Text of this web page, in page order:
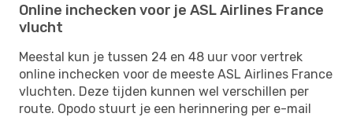
Online inchecken voor je ASL Airlines France
vlucht
Meestal kun je tussen 24 en 48 uur voor vertrek
online inchecken voor de meeste ASL Airlines France
vluchten. Deze tijden kunnen wel verschillen per
route. Opodo stuurt je een herinnering per e-mail